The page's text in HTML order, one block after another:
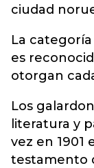
ciudad
La
es
otorgan
Los
literatura y
vez en 1901
testamento